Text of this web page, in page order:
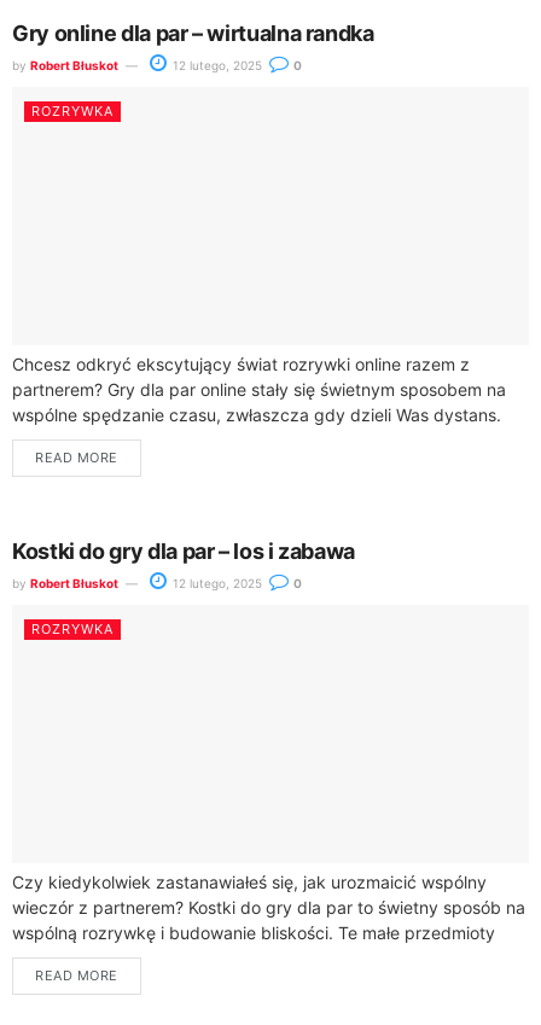
Gry online dla par – wirtualna randka
by Robert Błuskot 12 lutego, 2025 0
ROZRYWKA
Chcesz odkryć ekscytujący świat rozrywki online razem z
partnerem? Gry dla par online stały się świetnym sposobem na
wspólne spędzanie czasu, zwłaszcza gdy dzieli Was dystans.
Bez względu na to,...
READ MORE
Kostki do gry dla par – los i zabawa
by Robert Błuskot 12 lutego, 2025 0
ROZRYWKA
Czy kiedykolwiek zastanawiałeś się, jak urozmaicić wspólny
wieczór z partnerem? Kostki do gry dla par to świetny sposób na
wspólną rozrywkę i budowanie bliskości. Te małe przedmioty
mogą przemienić zwykły...
READ MORE